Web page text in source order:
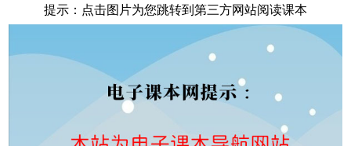
提示：点击图片为您跳转到第三方网站阅读课本